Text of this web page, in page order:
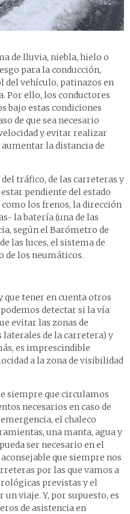
de lluvia, niebla, hielo o
para la conducción,
del vehículo, patinazos en
Por ello, los conductores
bajo estas condiciones
de que sea necesario
y evitar realizar
la distancia de
tráfico, de las carreteras y
pendiente del estado
los frenos, la dirección
la batería (una de las
según elBarómetro de
las luces, el sistema de
de los neumáticos.
que tener en cuenta otros
detectar si la vía
evitar las zonas de
laterales de la carretera) y
es imprescindible
a la zona de visibilidad
siempre que circulamos
necesarios en caso de
el chaleco
una manta, agua y
ser necesario en el
que siempre nos
por las que vamos a
previstas y el
viaje. Y, por supuesto, es
de asistencia en